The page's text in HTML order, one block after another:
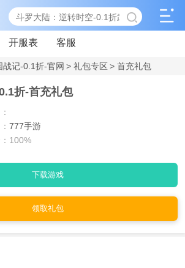
开服表 客服
战记-0.1折-官网 > 礼包专区 > 首充礼包
折-首充礼包
777手游
100%
下载游戏
领取礼包